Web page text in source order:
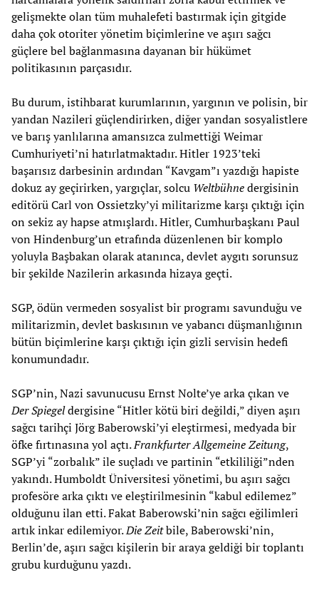
gelişmekte olan tüm muhalefeti bastırmak için gitgide
daha çok otoriter yönetim biçimlerine ve aşırı sağcı
güçlere bel bağlanmasına dayanan bir hükümet
politikasının parçasıdır.
Bu durum, istihbarat kurumlarının, yargının ve polisin, bir
yandan Nazileri güçlendirirken, diğer yandan sosyalistlere
ve barış yanlılarına amansızca zulmettiği Weimar
Cumhuriyeti’ni hatırlatmaktadır. Hitler 1923’teki
başarısız darbesinin ardından “Kavgam”ı yazdığı hapiste
dokuz ay geçirirken, yargıçlar, solcu Weltbühnedergisinin
editörü Carl von Ossietzky’yi militarizme karşı çıktığı için
on sekiz ay hapse atmışlardı. Hitler, Cumhurbaşkanı Paul
von Hindenburg’un etrafında düzenlenen bir komplo
yoluyla Başbakan olarak atanınca, devlet aygıtı sorunsuz
bir şekilde Nazilerin arkasında hizaya geçti.
SGP, ödün vermeden sosyalist bir programı savunduğu ve
militarizmin, devlet baskısının ve yabancı düşmanlığının
bütün biçimlerine karşı çıktığı için gizli servisin hedefi
konumundadır.
SGP’nin, Nazi savunucusu Ernst Nolte’ye arka çıkan ve
Der Spiegeldergisine “Hitler kötü biri değildi,” diyen aşırı
sağcı tarihçi Jörg Baberowski’yi eleştirmesi, medyada bir
öfke fırtınasına yol açtı.Frankfurter Allgemeine Zeitung,
SGP’yi “zorbalık” ile suçladı ve partinin “etkililiği”nden
yakındı. Humboldt Üniversitesi yönetimi, bu aşırı sağcı
profesöre arka çıktı ve eleştirilmesinin “kabul edilemez”
olduğunu ilan etti. Fakat Baberowski’nin sağcı eğilimleri
artık inkar edilemiyor.Die Zeitbile, Baberowski’nin,
Berlin’de, aşırı sağcı kişilerin bir araya geldiği bir toplantı
grubu kurduğunu yazdı.